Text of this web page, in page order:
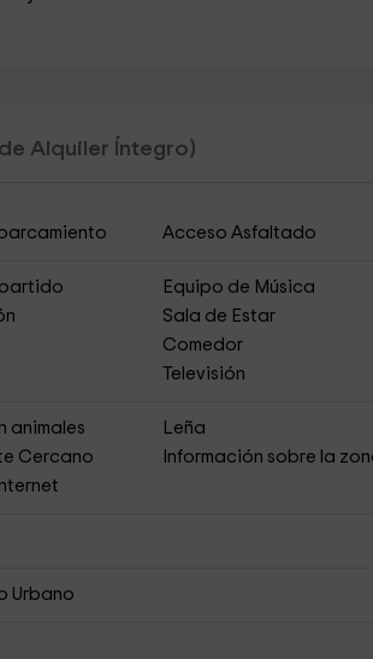
Alquiler Íntegro)
Acceso Asfaltado
Equipo de Música
Sala de Estar
Comedor
Televisión
animales
Leña
Cercano
Información sobre la
Urbano